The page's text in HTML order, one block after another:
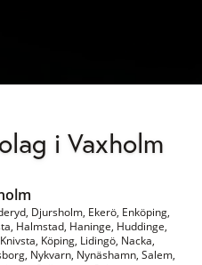
i Vaxholm
Djursholm, Ekerö, Enköping,
Halmstad, Haninge, Huddinge,
Köping, Lidingö, Nacka,
Nykvarn, Nynäshamn, Salem,